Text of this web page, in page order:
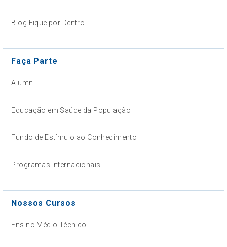
Blog Fique por Dentro
Faça Parte
Alumni
Educação em Saúde da População
Fundo de Estímulo ao Conhecimento
Programas Internacionais
Nossos Cursos
Ensino Médio Técnico